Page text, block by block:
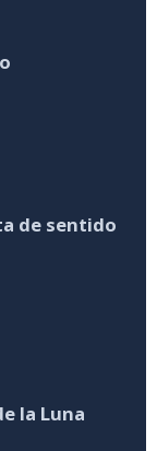
de sentido
la Luna